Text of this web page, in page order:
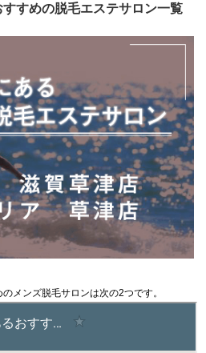
すめの脱毛エステサロン一覧
メンズ脱毛サロンは次の2つです。